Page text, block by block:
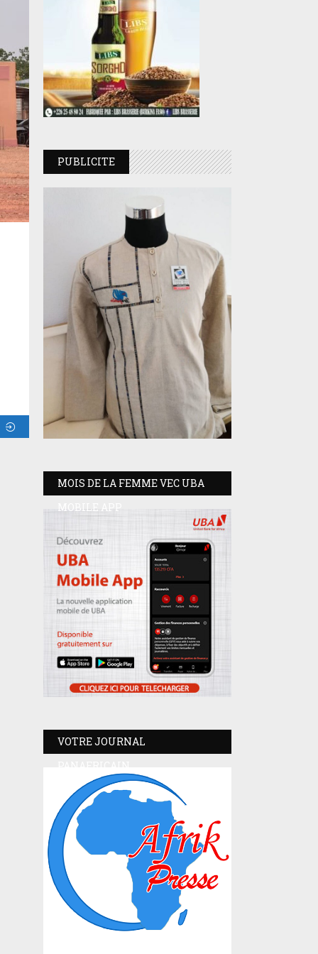
PUBLICITE
MOIS DE LA FEMME VEC UBA
MOBILE APP
VOTRE JOURNAL